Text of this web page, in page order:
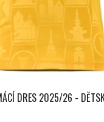
DRES 2025/26 -